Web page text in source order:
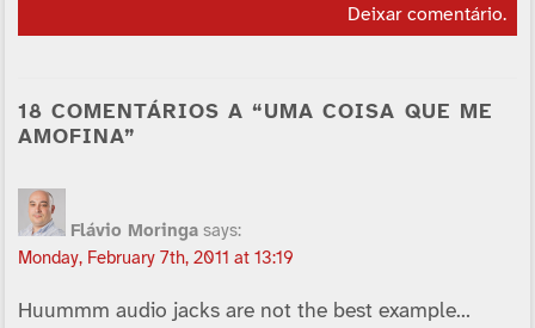
Deixar comentário.
18 COMENTÁRIOS A “UMA COISA QUE ME
AMOFINA”
Flávio Moringa says:
Monday, February 7th, 2011 at 13:19
Huummm audio jacks are not the best example…